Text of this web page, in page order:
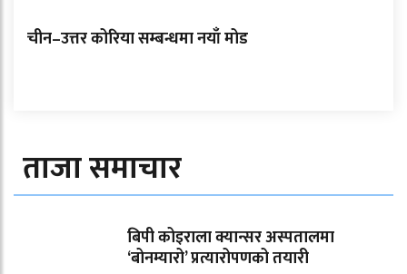
चीन–उत्तर कोरिया सम्बन्धमा नयाँ मोड
ताजा समाचार
बिपी कोइराला क्यान्सर अस्पतालमा
‘बोनम्यारो’ प्रत्यारोपणको तयारी